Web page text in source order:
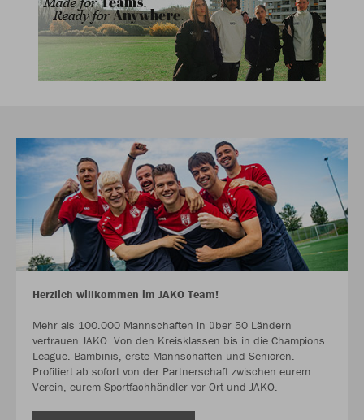
Herzlich willkommen im JAKO Team!
Mehr als 100.000 Mannschaften in über 50 Ländern
vertrauen JAKO. Von den Kreisklassen bis in die Champions
League. Bambinis, erste Mannschaften und Senioren.
Profitiert ab sofort von der Partnerschaft zwischen eurem
Verein, eurem Sportfachhändler vor Ort und JAKO.